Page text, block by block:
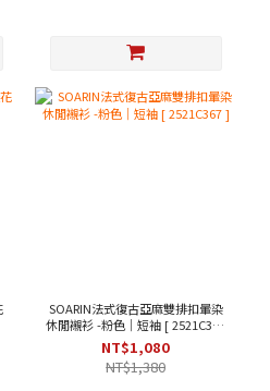
SOARIN法式復古亞麻雙排扣暈染
休閒襯衫 -粉色｜短袖 [ 2521C367
]
NT$1,080
NT$1,380